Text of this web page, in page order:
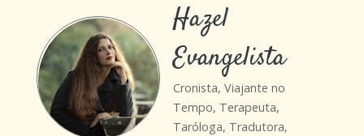
Hazel
Evangelista
Cronista, Viajante no
Tempo, Terapeuta,
Taróloga, Tradutora,